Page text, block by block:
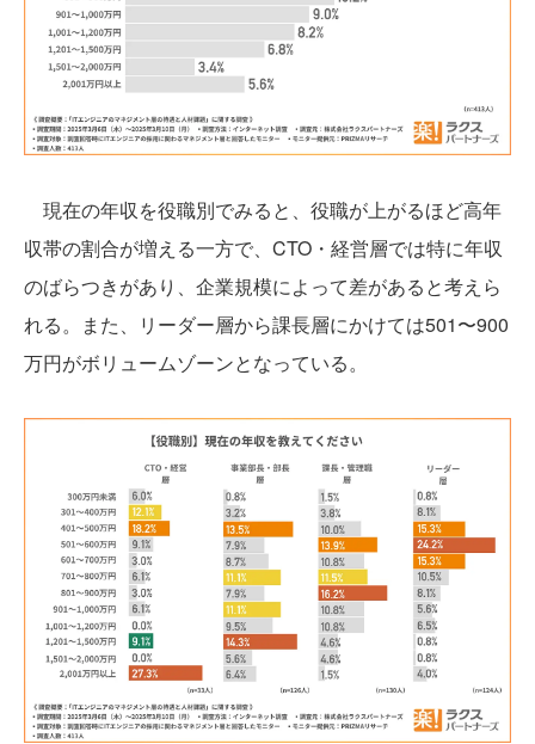
現在の年収を役職別でみると、役職が上がるほど高年
収帯の割合が増える一方で、CTO・経営層では特に年収
のばらつきがあり、企業規模によって差があると考えら
れる。また、リーダー層から課長層にかけては501〜900
万円がボリュームゾーンとなっている。